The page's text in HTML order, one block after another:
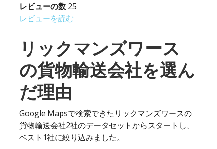
レビューの数 25
レビューを読む
リックマンズワース
の貨物輸送会社を選ん
だ理由
Google Mapsで検索できたリックマンズワースの
貨物輸送会社2社のデータセットからスタートし、
ベスト1社に絞り込みました。